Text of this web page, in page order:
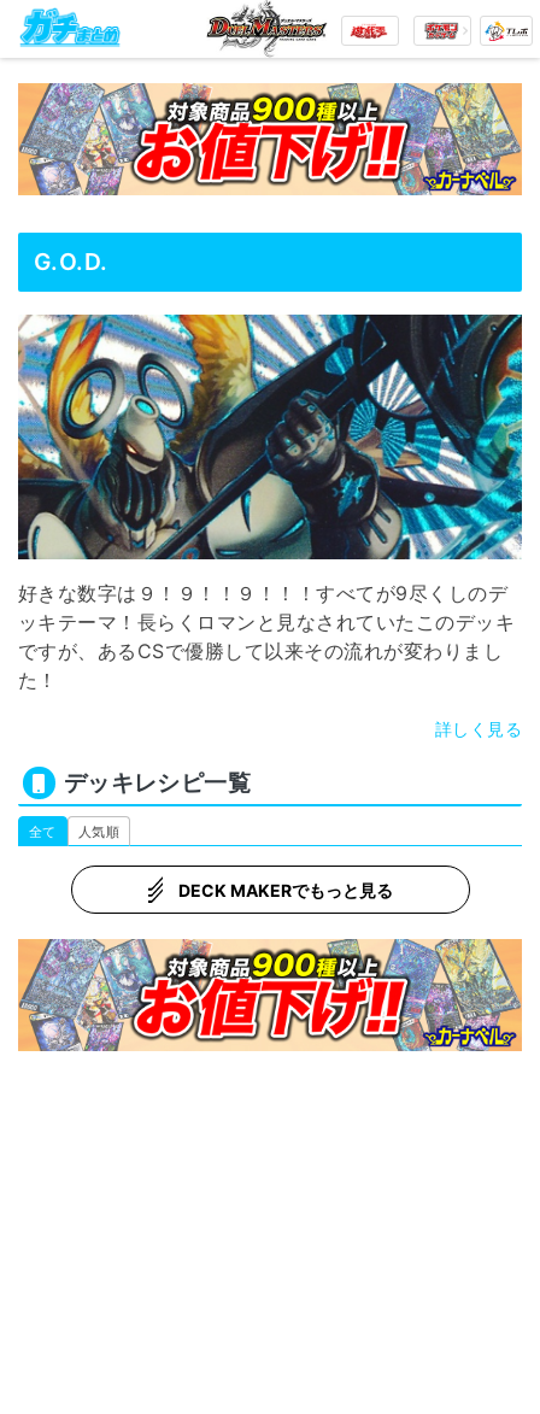
G.O.D.
好きな数字は９！９！！９！！！すべてが9尽くしのデ
ッキテーマ！長らくロマンと見なされていたこのデッキ
ですが、あるCSで優勝して以来その流れが変わりまし
た！
詳しく見る
デッキレシピ一覧
全て 人気順
DECK MAKERでもっと見る